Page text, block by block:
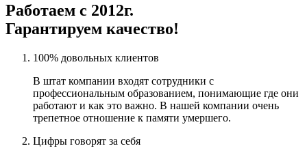
Работаем с 2012г.
Гарантируем качество!
100% довольных клиентов
В штат компании входят сотрудники с
профессиональным образованием, понимающие где они
работают и как это важно. В нашей компании очень
трепетное отношение к памяти умершего.
Цифры говорят за себя